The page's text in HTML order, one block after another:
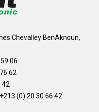
Chevalley BenAknoun,
06
62
42
213 (0) 20 30 66 42